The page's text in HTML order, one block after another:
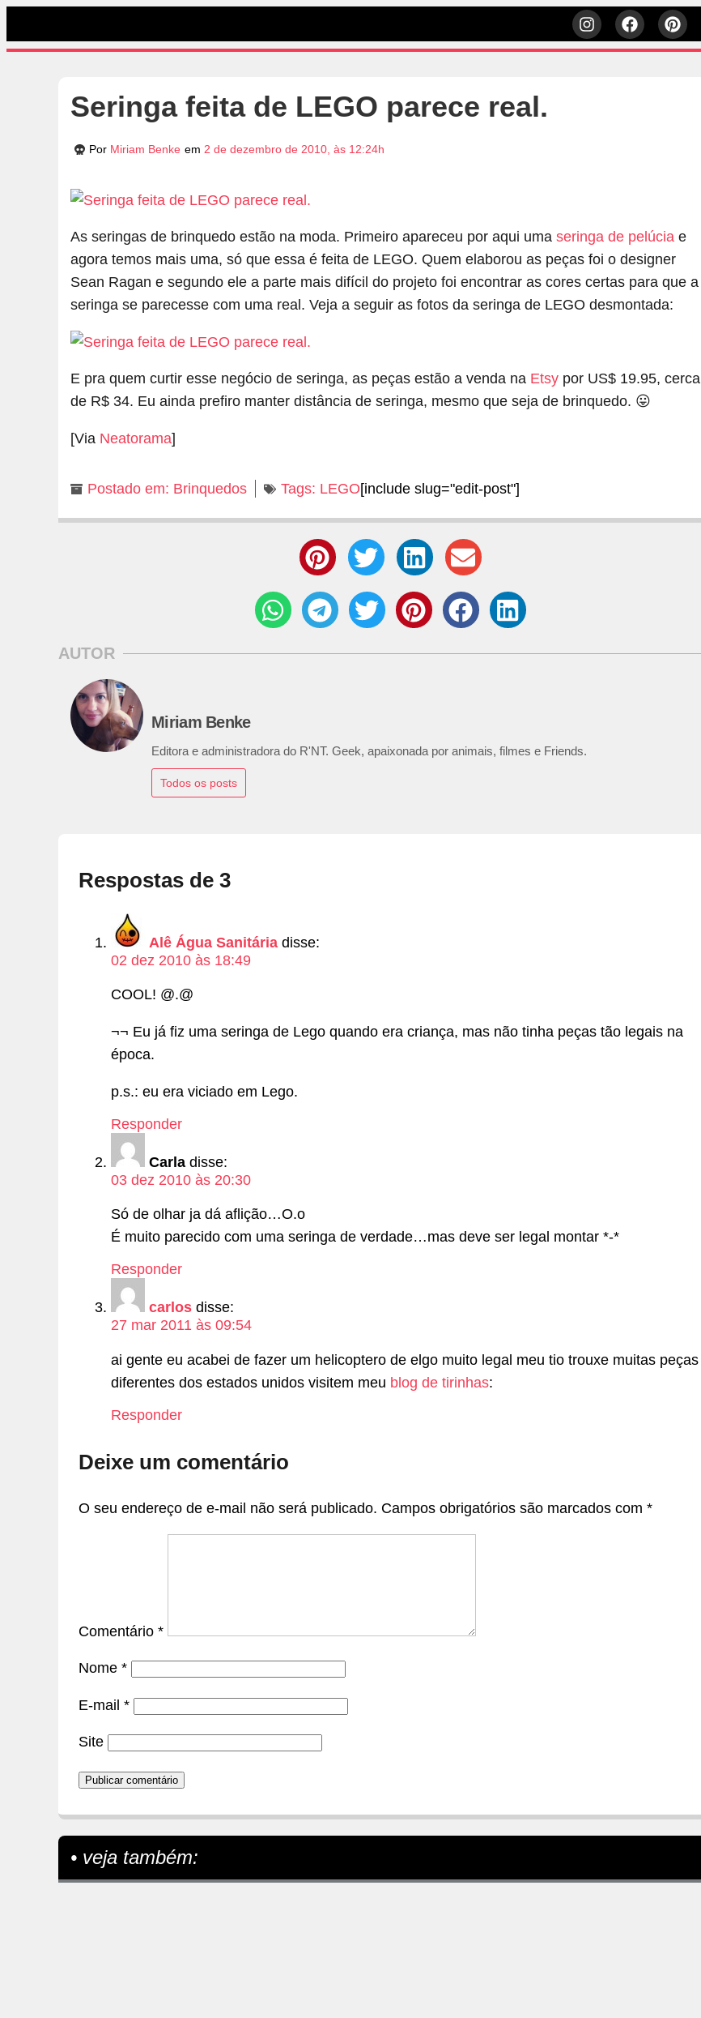
Seringa feita de LEGO parece real.
Por Miriam Benke em 2 de dezembro de 2010, às 12:24h
As seringas de brinquedo estão na moda. Primeiro apareceu por aqui uma seringa de pelúcia e
agora temos mais uma, só que essa é feita de LEGO. Quem elaborou as peças foi o designer
Sean Ragan e segundo ele a parte mais difícil do projeto foi encontrar as cores certas para que a
seringa se parecesse com uma real. Veja a seguir as fotos da seringa de LEGO desmontada:
E pra quem curtir esse negócio de seringa, as peças estão a venda na Etsy por US$ 19.95, cerca
de R$ 34. Eu ainda prefiro manter distância de seringa, mesmo que seja de brinquedo. 😛
[Via Neatorama]
Postado em: Brinquedos Tags: LEGO[include slug="edit-post"]
AUTOR
Miriam Benke
Editora e administradora do R'NT. Geek, apaixonada por animais, filmes e Friends.
Todos os posts
Respostas de 3
Alê Água Sanitária disse:
02 dez 2010 às 18:49
COOL! @.@
¬¬ Eu já fiz uma seringa de Lego quando era criança, mas não tinha peças tão legais na
época.
p.s.: eu era viciado em Lego.
Responder
Carla disse:
03 dez 2010 às 20:30
Só de olhar ja dá aflição…O.o
É muito parecido com uma seringa de verdade…mas deve ser legal montar *-*
Responder
carlos disse:
27 mar 2011 às 09:54
ai gente eu acabei de fazer um helicoptero de elgo muito legal meu tio trouxe muitas peças
diferentes dos estados unidos visitem meu blog de tirinhas:
Responder
Deixe um comentário
O seu endereço de e-mail não será publicado. Campos obrigatórios são marcados com *
Comentário *
Nome *
E-mail *
Site
• veja também: